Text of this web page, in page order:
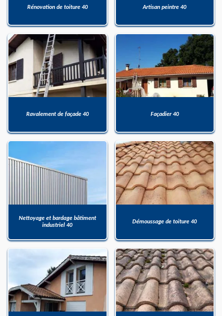
Rénovation de toiture 40 Artisan peintre 40
Ravalement de façade 40 Façadier 40
Nettoyage et bardage bâtiment
industriel 40
Démoussage de toiture 40